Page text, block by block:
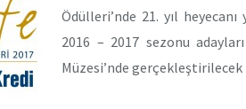
Ödülleri’nde 21. yıl
2016 – 2017 sezonu
Müzesi’nde gerçekleştirilecek